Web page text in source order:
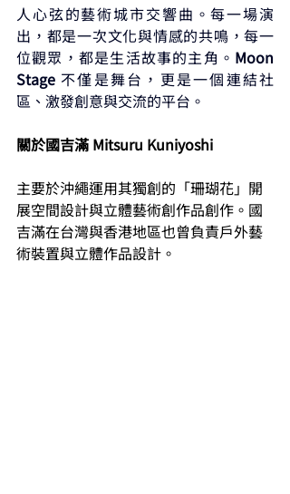
人心弦的藝術城市交響曲。每一場演
出，都是一次文化與情感的共鳴，每一
位觀眾，都是生活故事的主角。 Moon
Stage 不僅是舞台，更是一個連結社
區、激發創意與交流的平台。
關於國吉滿 Mitsuru Kuniyoshi
主要於沖繩運用其獨創的「珊瑚花」開
展空間設計與立體藝術創作品創作。國
吉滿在台灣與香港地區也曾負責戶外藝
術裝置與立體作品設計。